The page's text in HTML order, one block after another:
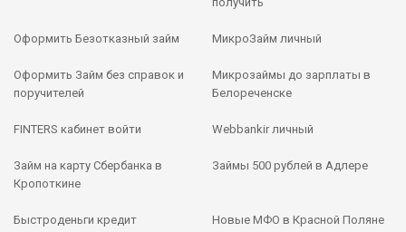
Оформить Безотказный займ МикроЗайм личный
Оформить Займ без справок и
поручителей
Микрозаймы до зарплаты в
Белореченске
FINTERS кабинет войти Webbankir личный
Займ на карту Сбербанка в
Кропоткине
Займы 500 рублей в Адлере
Быстроденьги кредит Новые МФО в Красной Поляне